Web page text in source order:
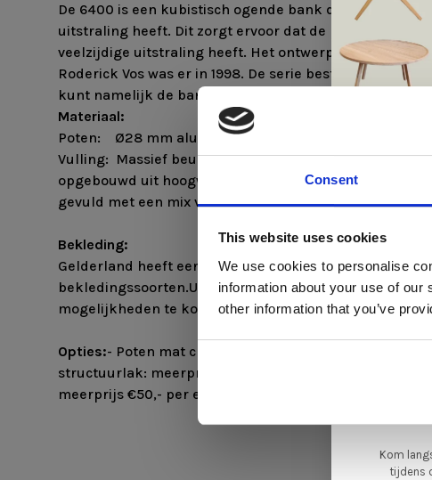
Consent
This website uses cookies
We use cookies to personalise
information about your use of
other information that you’ve
De 6400 is een kubistisch ogende bank die ook de
uitstraling heeft. Dit zorgt ervoor dat de bank een
veelzijdige uitstraling heeft. Het ontwerp gemaakt door
Roderick Vos was er in 1998. De serie bestaat uit 36
kunt namelijk de bank naar jou smaak samenstellen en
Materiaal:
Poten: Ø28 mm aluminium gepolijst of in mat zwart
Vulling: Massief beukenhouten romp met
opgebouwd uit hoogwaardig koudschuim en daarover
gevuld met een mix van comforel en polyether staafjes.
Bekleding:
Gelderland heeft een uitgebreide selectie gemaakt
bekledingssoorten.U bent van harte welkom in onze
mogelijkheden te komen bekijken.
Opties:- Poten mat chroom: geen meerprijs- Poten in
structuurlak: meerprijs €100,- per element (4 poten)-
meerprijs €50,- per element (4 poten)
In
van
Kom
tijdens